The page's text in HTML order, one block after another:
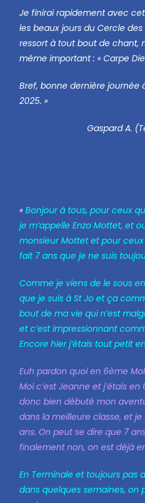
Je finirai rapidement avec
les beaux jours du Cercle des
ressort à tout bout de chant,
même important : « Carpe
Bref, bonne dernière
2025. »
Gaspard A.
«Bonjour à tous, pour ceux
je m’appelle Enzo Mottet, et
monsieur Mottet et pour
fait 7 ans que je ne suis
Comme je viens de le sous
que je suis à St Jo et ça
bout de ma vie qui n’est
et c’est impressionnant
Encore hier j’étais tout petit
Euh pardon quoi en 6ème
Moi c’est Jeanne et j’étais en
donc bien débuté mon
dans la meilleure classe, et je
ans. On peut se dire que 7
finalement non, on est déjà
En Terminale et toujours pas
dans quelques semaines, on